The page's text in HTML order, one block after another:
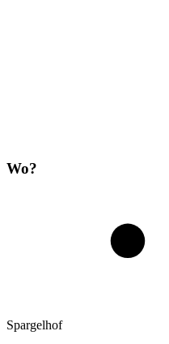
Wo?
Spargelhof